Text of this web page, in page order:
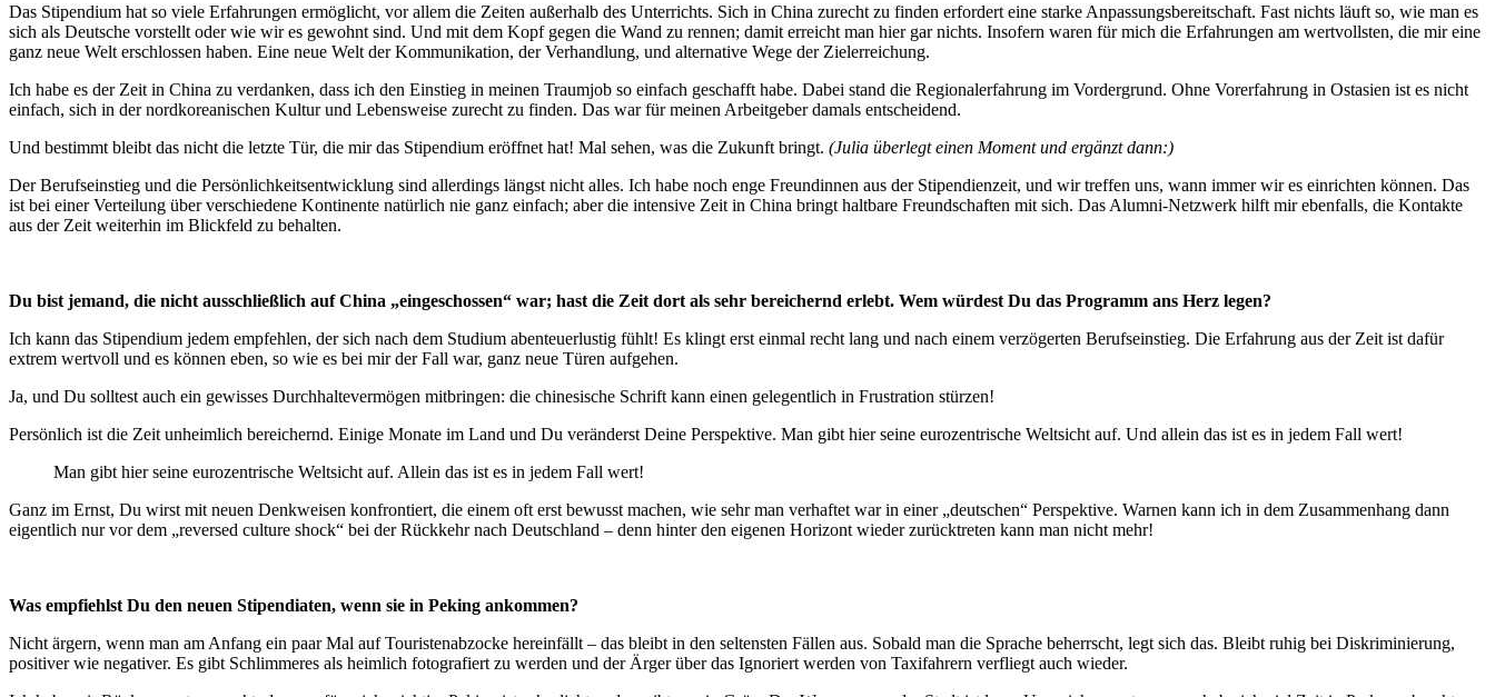
Das Stipendium hat so viele Erfahrungen ermöglicht, vor allem die Zeiten außerhalb des Unterrichts. Sich in China zurecht zu finden erfordert eine starke Anpassungsbereitschaft. Fast nichts läuft so, wie man es
sich als Deutsche vorstellt oder wie wir es gewohnt sind. Und mit dem Kopf gegen die Wand zu rennen; damit erreicht man hier gar nichts. Insofern waren für mich die Erfahrungen am wertvollsten, die mir eine
ganz neue Welt erschlossen haben. Eine neue Welt der Kommunikation, der Verhandlung, und alternative Wege der Zielerreichung.
Ich habe es der Zeit in China zu verdanken, dass ich den Einstieg in meinen Traumjob so einfach geschafft habe. Dabei stand die Regionalerfahrung im Vordergrund. Ohne Vorerfahrung in Ostasien ist es nicht
einfach, sich in der nordkoreanischen Kultur und Lebensweise zurecht zu finden. Das war für meinen Arbeitgeber damals entscheidend.
Und bestimmt bleibt das nicht die letzte Tür, die mir das Stipendium eröffnet hat! Mal sehen, was die Zukunft bringt. (Julia überlegt einen Moment und ergänzt dann:)
Der Berufseinstieg und die Persönlichkeitsentwicklung sind allerdings längst nicht alles. Ich habe noch enge Freundinnen aus der Stipendienzeit, und wir treffen uns, wann immer wir es einrichten können. Das
ist bei einer Verteilung über verschiedene Kontinente natürlich nie ganz einfach; aber die intensive Zeit in China bringt haltbare Freundschaften mit sich. Das Alumni-Netzwerk hilft mir ebenfalls, die Kontakte
aus der Zeit weiterhin im Blickfeld zu behalten.
Du bist jemand, die nicht ausschließlich auf China „eingeschossen“ war; hast die Zeit dort als sehr bereichernd erlebt. Wem würdest Du das Programm ans Herz legen?
Ich kann das Stipendium jedem empfehlen, der sich nach dem Studium abenteuerlustig fühlt! Es klingt erst einmal recht lang und nach einem verzögerten Berufseinstieg. Die Erfahrung aus der Zeit ist dafür
extrem wertvoll und es können eben, so wie es bei mir der Fall war, ganz neue Türen aufgehen.
Ja, und Du solltest auch ein gewisses Durchhaltevermögen mitbringen: die chinesische Schrift kann einen gelegentlich in Frustration stürzen!
Persönlich ist die Zeit unheimlich bereichernd. Einige Monate im Land und Du veränderst Deine Perspektive. Man gibt hier seine eurozentrische Weltsicht auf. Und allein das ist es in jedem Fall wert!
Man gibt hier seine eurozentrische Weltsicht auf. Allein das ist es in jedem Fall wert!
Ganz im Ernst, Du wirst mit neuen Denkweisen konfrontiert, die einem oft erst bewusst machen, wie sehr man verhaftet war in einer „deutschen“ Perspektive. Warnen kann ich in dem Zusammenhang dann
eigentlich nur vor dem „reversed culture shock“ bei der Rückkehr nach Deutschland – denn hinter den eigenen Horizont wieder zurücktreten kann man nicht mehr!
Was empfiehlst Du den neuen Stipendiaten, wenn sie in Peking ankommen?
Nicht ärgern, wenn man am Anfang ein paar Mal auf Touristenabzocke hereinfällt – das bleibt in den seltensten Fällen aus. Sobald man die Sprache beherrscht, legt sich das. Bleibt ruhig bei Diskriminierung,
positiver wie negativer. Es gibt Schlimmeres als heimlich fotografiert zu werden und der Ärger über das Ignoriert werden von Taxifahrern verfliegt auch wieder.